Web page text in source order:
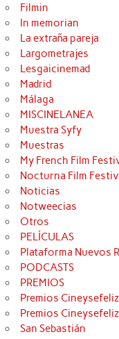
Filmin
In memorian
La extraña pareja
Largometrajes
Lesgaicinemad
Madrid
Málaga
MISCINELANEA
Muestra Syfy
Muestras
My French Film
Nocturna Film
Noticias
Notweecias
Otros
PELÍCULAS
Plataforma Nuevos
PODCASTS
PREMIOS
Premios Cineysefeliz
Premios Cineysefeliz
San Sebastián